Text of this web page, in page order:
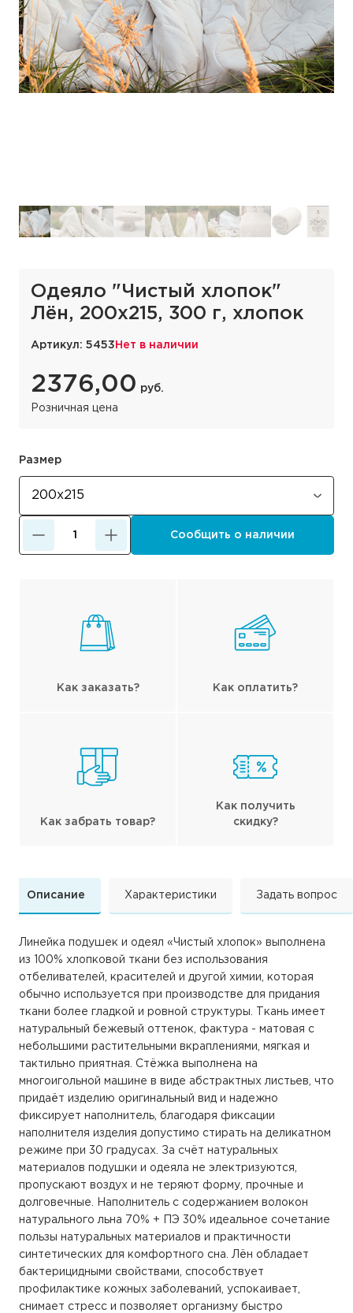
Одеяло "Чистый хлопок"
Лён, 200х215, 300 г, хлопок
Артикул: 5453 Нет в наличии
2376,00 руб.
Розничная цена
Размер
Сообщить о наличии
Как заказать? Как оплатить?
Как забрать товар?
Как получить
скидку?
Описание Характеристики Задать вопрос
Линейка подушек и одеял «Чистый хлопок» выполнена
из 100% хлопковой ткани без использования
отбеливателей, красителей и другой химии, которая
обычно используется при производстве для придания
ткани более гладкой и ровной структуры. Ткань имеет
натуральный бежевый оттенок, фактура - матовая с
небольшими растительными вкраплениями, мягкая и
тактильно приятная. Стёжка выполнена на
многоигольной машине в виде абстрактных листьев, что
придаёт изделию оригинальный вид и надежно
фиксирует наполнитель, благодаря фиксации
наполнителя изделия допустимо стирать на деликатном
режиме при 30 градусах. За счёт натуральных
материалов подушки и одеяла не электризуются,
пропускают воздух и не теряют форму, прочные и
долговечные. Наполнитель с содержанием волокон
натурального льна 70% + ПЭ 30% идеальное сочетание
пользы натуральных материалов и практичности
синтетических для комфортного сна. Лён обладает
бактерицидными свойствами, способствует
профилактике кожных заболеваний, успокаивает,
снимает стресс и позволяет организму быстро